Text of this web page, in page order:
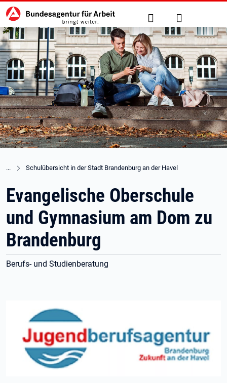
zu den Hauptinhalten springen
Hauptnavigation Suche Anmelden
Schulübersicht in der Stadt Brandenburg an der Havel
Evangelische Oberschule
und Gymnasium am Dom zu
Brandenburg
Berufs- und Studienberatung